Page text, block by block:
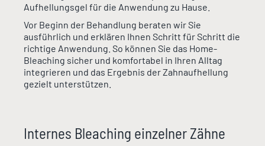
Aufhellungsgel für die Anwendung zu Hause.
Vor Beginn der Behandlung beraten wir Sie
ausführlich und erklären Ihnen Schritt für Schritt die
richtige Anwendung. So können Sie das Home-
Bleaching sicher und komfortabel in Ihren Alltag
integrieren und das Ergebnis der Zahnaufhellung
gezielt unterstützen.
Internes Bleaching einzelner Zähne